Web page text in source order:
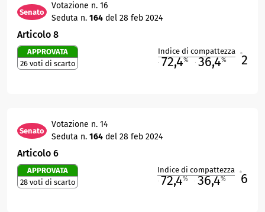
Senato
Votazione n. 16
Seduta n. 164 del 28 feb 2024
Articolo 8
APPROVATA
26 voti di scarto
Indice di compattezza
72,4% 36,4% 2
Senato
Votazione n. 14
Seduta n. 164 del 28 feb 2024
Articolo 6
APPROVATA
28 voti di scarto
Indice di compattezza
72,4% 36,4% 6